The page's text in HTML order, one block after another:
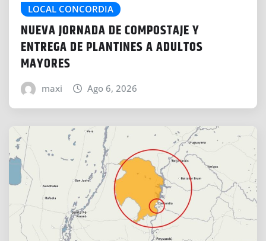
LOCAL CONCORDIA
NUEVA JORNADA DE COMPOSTAJE Y
ENTREGA DE PLANTINES A ADULTOS
MAYORES
maxi Ago 6, 2026